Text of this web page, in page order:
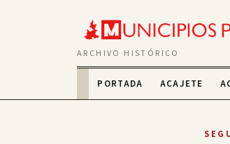
ARCHIVO HISTÓRICO
PORTADA ACAJETE